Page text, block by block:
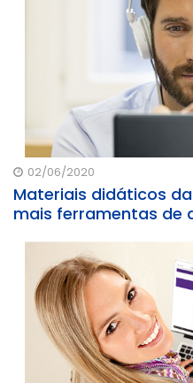
02/06/2020
Materiais didáticos
mais ferramentas de